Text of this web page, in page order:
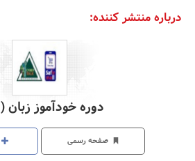
درباره منتشر کننده:
دوره خودآموز زبان (ctm)
صفحه رسمی